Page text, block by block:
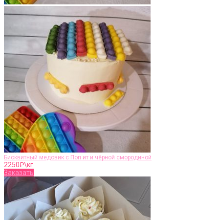
Бисквитный медовик с Поп ит и чёрной смородиной
2250₽\кг
Заказать